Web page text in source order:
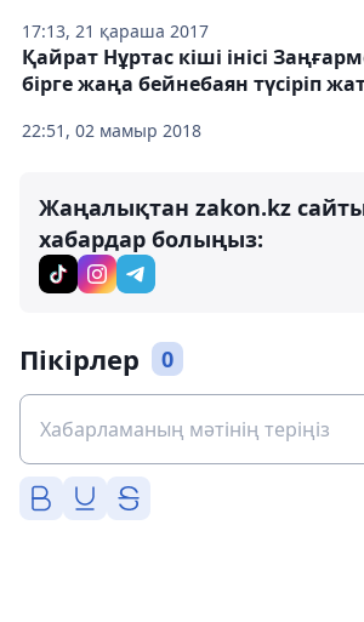
17:13, 21 қараша 2017
22:51, 02 мамыр 2018
Қайрат Нұртас кіші інісі
бірге жаңа бейнебаян түсіріп
Жаңалықтан zakon.kz
хабардар болыңыз:
Пікірлер 0